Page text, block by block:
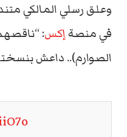
وعلق رسلي المالكي
في منصةإكس:
الصوارم).. داعش